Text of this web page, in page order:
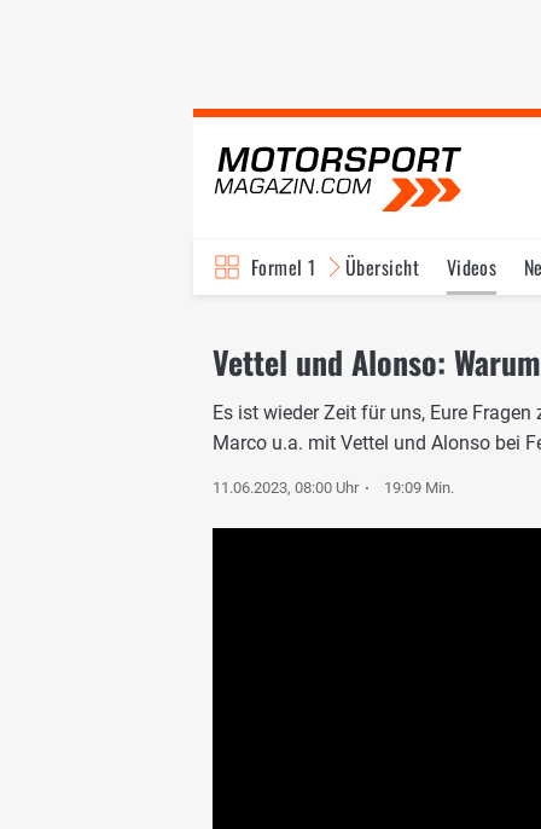
Formel 1 Übersicht Videos
Vettel und Alonso:
Es ist wieder Zeit für uns, Eure
Marco u.a. mit Vettel und Alonso bei
11.06.2023, 08:00 Uhr 19:09 Min.